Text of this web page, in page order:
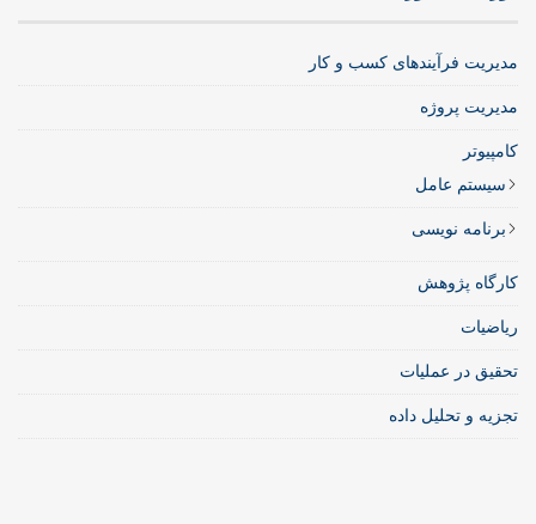
مدیریت فرآیندهای کسب و کار
مدیریت پروژه
کامپیوتر
سیستم عامل
برنامه نویسی
کارگاه پژوهش
ریاضیات
تحقیق در عملیات
تجزیه و تحلیل داده